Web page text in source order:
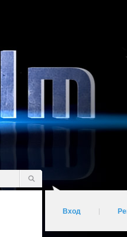
Вход